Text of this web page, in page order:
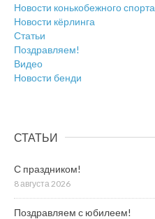
Новости конькобежного спорта
Новости кёрлинга
Статьи
Поздравляем!
Видео
Новости бенди
СТАТЬИ
С праздником!
8 августа 2026
Поздравляем с юбилеем!